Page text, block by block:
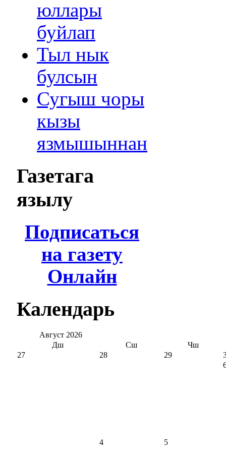
юллары
буйлап
Тыл нык
булсын
Сугыш чоры
кызы
язмышыннан
Газетага
язылу
Подписаться
на газету
Онлайн
Календарь
Август 2026
Дш
Сш
Чш
27
28 29
4
5